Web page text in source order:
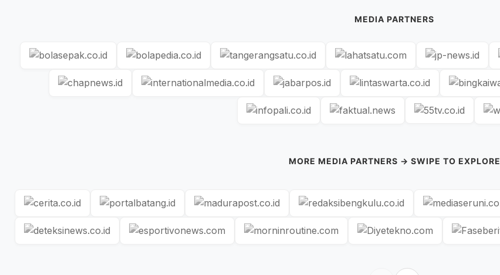
MEDIA PARTNERS
MORE MEDIA PARTNERS → SWIPE TO EXPLORE